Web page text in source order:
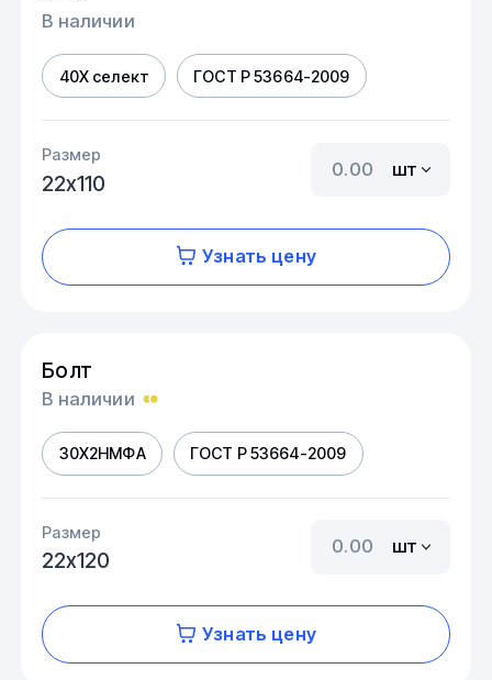
В наличии
40Х селект ГОСТ Р 53664-2009
Размер
22х110
шт
Узнать цену
Болт
В наличии
30Х2НМФА ГОСТ Р 53664-2009
Размер
22х120
шт
Узнать цену